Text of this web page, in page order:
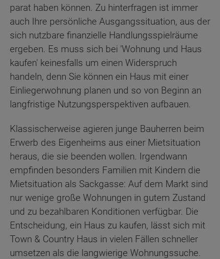
parat haben können. Zu hinterfragen ist immer
auch Ihre persönliche Ausgangssituation, aus der
sich nutzbare finanzielle Handlungsspielräume
ergeben. Es muss sich bei 'Wohnung und Haus
kaufen' keinesfalls um einen Widerspruch
handeln, denn Sie können ein Haus mit einer
Einliegerwohnung planen und so von Beginn an
langfristige Nutzungsperspektiven aufbauen.
Klassischerweise agieren junge Bauherren beim
Erwerb des Eigenheims aus einer Mietsituation
heraus, die sie beenden wollen. Irgendwann
empfinden besonders Familien mit Kindern die
Mietsituation als Sackgasse: Auf dem Markt sind
nur wenige große Wohnungen in gutem Zustand
und zu bezahlbaren Konditionen verfügbar. Die
Entscheidung, ein Haus zu kaufen, lässt sich mit
Town & Country Haus in vielen Fällen schneller
umsetzen als die langwierige Wohnungssuche.